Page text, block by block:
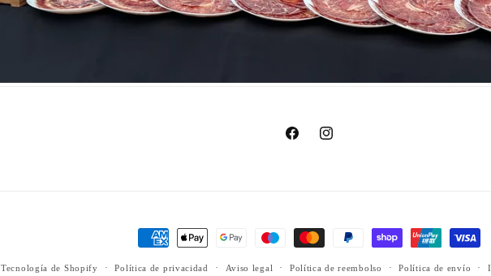
FacebookInstagram
Formas
Tecnología de Shopify Política de privacidad Aviso legal Política de reembolso Política de envío